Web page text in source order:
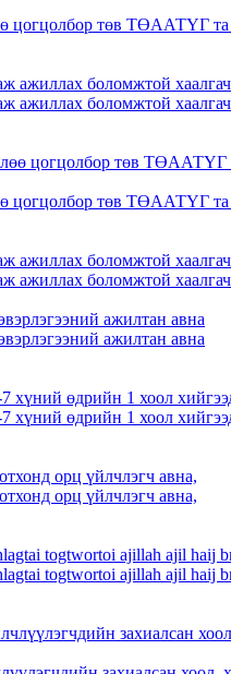
цогцолбор төв ТӨААТҮГ
ажиллах боломжтой
ажиллах боломжтой
цогцолбор төв ТӨААТҮГ
ажиллах боломжтой
ажиллах боломжтой
ажилтан авна
ажилтан авна
өдрийн 1 хоол
өдрийн 1 хоол
орц үйлчлэгч авна,
орц үйлчлэгч авна,
togtwortoi ajillah ajil haij
togtwortoi ajillah ajil haij